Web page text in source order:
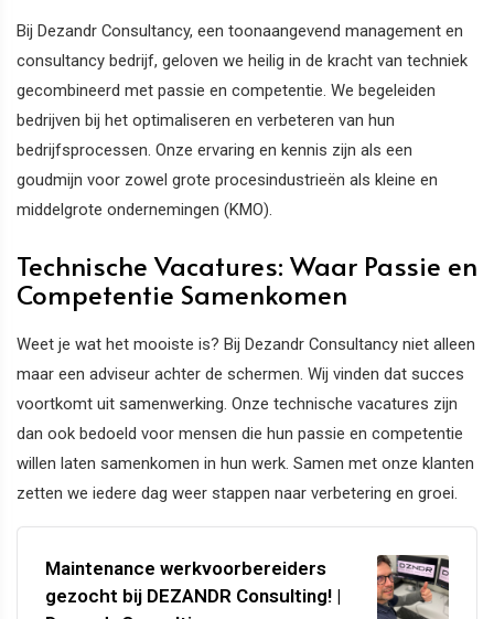
Bij Dezandr Consultancy, een toonaangevend management en
consultancy bedrijf, geloven we heilig in de kracht van techniek
gecombineerd met passie en competentie. We begeleiden
bedrijven bij het optimaliseren en verbeteren van hun
bedrijfsprocessen. Onze ervaring en kennis zijn als een
goudmijn voor zowel grote procesindustrieën als kleine en
middelgrote ondernemingen (KMO).
Technische Vacatures: Waar Passie en
Competentie Samenkomen
Weet je wat het mooiste is? Bij Dezandr Consultancy niet alleen
maar een adviseur achter de schermen. Wij vinden dat succes
voortkomt uit samenwerking. Onze technische vacatures zijn
dan ook bedoeld voor mensen die hun passie en competentie
willen laten samenkomen in hun werk. Samen met onze klanten
zetten we iedere dag weer stappen naar verbetering en groei.
Maintenance werkvoorbereiders
gezocht bij DEZANDR Consulting! |